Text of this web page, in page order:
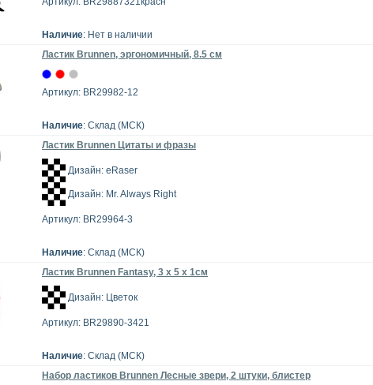
Наличие: Нет в наличии
Ластик Brunnen, эргономичный, 8.5 см
Артикул: BR29982-12
Наличие: Склад (МСК)
Ластик Brunnen Цитаты и фразы
Дизайн: eRaser
Дизайн: Mr. Always Right
Артикул: BR29964-3
Наличие: Склад (МСК)
Ластик Brunnen Fantasy, 3 х 5 х 1см
Дизайн: Цветок
Артикул: BR29890-3421
Наличие: Склад (МСК)
Набор ластиков Brunnen Лесные звери, 2 штуки, блистер